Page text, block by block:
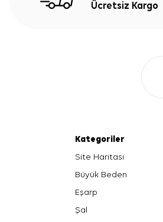
Ücretsiz Kargo
Kategoriler
Site Haritası
Büyük Beden
Eşarp
Şal